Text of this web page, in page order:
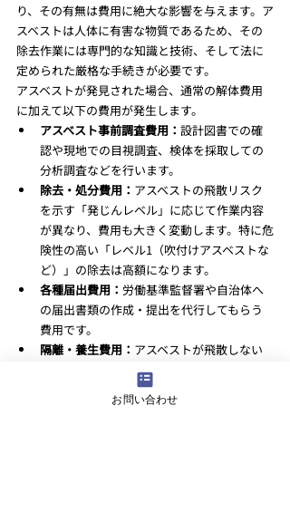
り、その有無は費用に絶大な影響を与えます。ア
スベストは人体に有害な物質であるため、その
除去作業には専門的な知識と技術、そして法に
定められた厳格な手続きが必要です。
アスベストが発見された場合、通常の解体費用
に加えて以下の費用が発生します。
アスベスト事前調査費用： 設計図書での確
認や現地での目視調査、検体を採取しての
分析調査などを行います。
除去・処分費用： アスベストの飛散リスク
を示す「発じんレベル」に応じて作業内容
が異なり、費用も大きく変動します。特に危
険性の高い「レベル1（吹付けアスベストな
ど）」の除去は高額になります。
各種届出費用： 労働基準監督署や自治体へ
の届出書類の作成・提出を代行してもらう
費用です。
隔離・養生費用： アスベストが飛散しない
ように、作業場所をシートで厳重に隔離す
るための費用です。
アスベストの除去費用は、レベルや範囲によって
お問い合わせ